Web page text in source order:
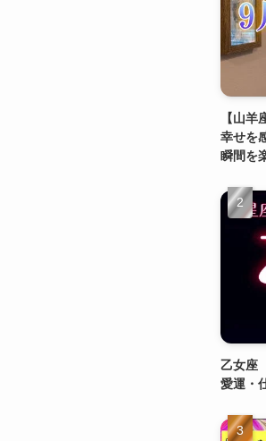
【山
幸せを
瞬間を
乙女座
愛運・